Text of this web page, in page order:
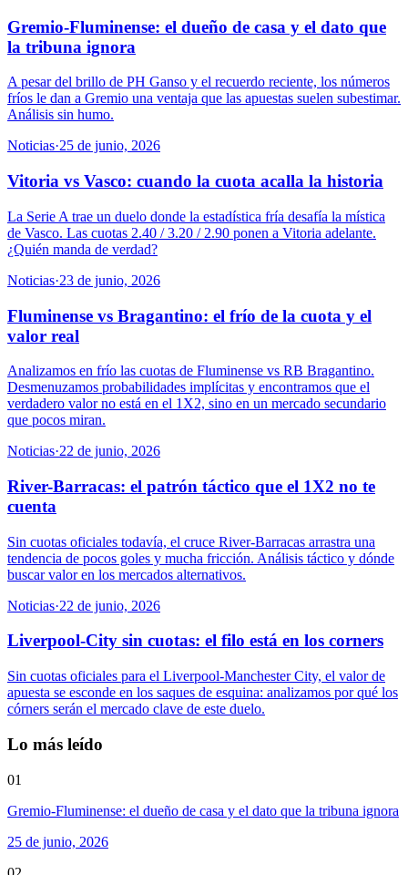
Gremio-Fluminense: el dueño de casa y el dato que
la tribuna ignora
A pesar del brillo de PH Ganso y el recuerdo reciente, los números
fríos le dan a Gremio una ventaja que las apuestas suelen subestimar.
Análisis sin humo.
Noticias·25 de junio, 2026
Vitoria vs Vasco: cuando la cuota acalla la historia
La Serie A trae un duelo donde la estadística fría desafía la mística
de Vasco. Las cuotas 2.40 / 3.20 / 2.90 ponen a Vitoria adelante.
¿Quién manda de verdad?
Noticias·23 de junio, 2026
Fluminense vs Bragantino: el frío de la cuota y el
valor real
Analizamos en frío las cuotas de Fluminense vs RB Bragantino.
Desmenuzamos probabilidades implícitas y encontramos que el
verdadero valor no está en el 1X2, sino en un mercado secundario
que pocos miran.
Noticias·22 de junio, 2026
River-Barracas: el patrón táctico que el 1X2 no te
cuenta
Sin cuotas oficiales todavía, el cruce River-Barracas arrastra una
tendencia de pocos goles y mucha fricción. Análisis táctico y dónde
buscar valor en los mercados alternativos.
Noticias·22 de junio, 2026
Liverpool-City sin cuotas: el filo está en los corners
Sin cuotas oficiales para el Liverpool-Manchester City, el valor de
apuesta se esconde en los saques de esquina: analizamos por qué los
córners serán el mercado clave de este duelo.
Lo más leído
01
Gremio-Fluminense: el dueño de casa y el dato que la tribuna ignora
25 de junio, 2026